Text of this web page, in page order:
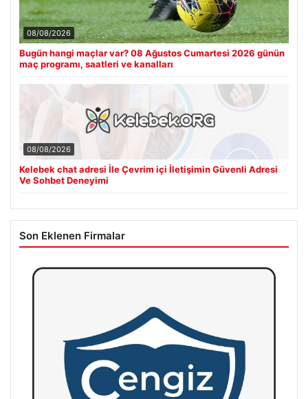
08/08/2026
Bugün hangi maçlar var? 08 Ağustos Cumartesi 2026 günün
maç programı, saatleri ve kanalları
08/08/2026
Kelebek chat adresi İle Çevrim içi İletişimin Güvenli Adresi
Ve Sohbet Deneyimi
Son Eklenen Firmalar